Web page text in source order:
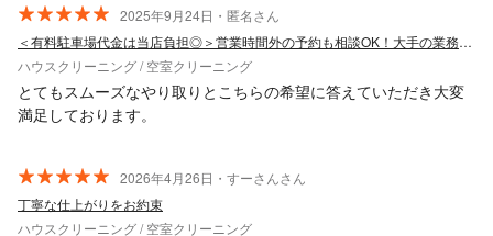
2025年9月24日・匿名さん
＜有料駐車場代金は当店負担◎＞営業時間外の予約も相談OK！大手の業務経験も豊富！
ハウスクリーニング / 空室クリーニング
とてもスムーズなやり取りとこちらの希望に答えていただき大変
満足しております。
2026年4月26日・すーさんさん
丁寧な仕上がりをお約束
ハウスクリーニング / 空室クリーニング